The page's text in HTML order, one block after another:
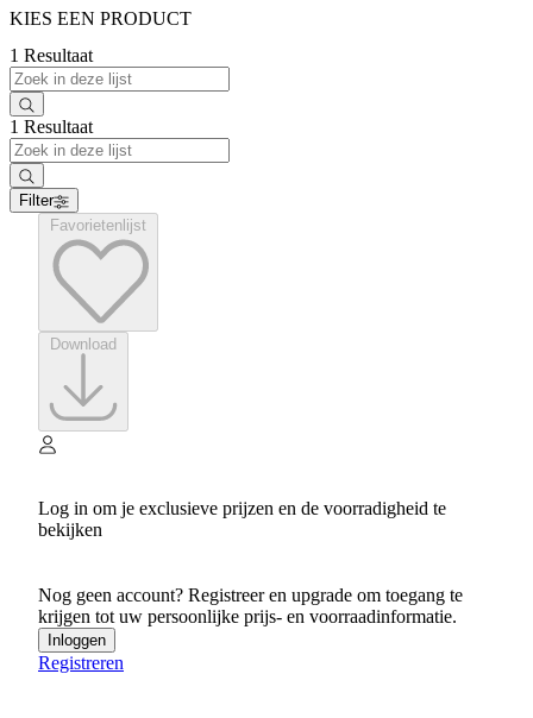
KIES EEN PRODUCT
1 Resultaat
1 Resultaat
Filter
Log in om je exclusieve prijzen en de voorradigheid te
bekijken
Nog geen account? Registreer en upgrade om toegang te
krijgen tot uw persoonlijke prijs- en voorraadinformatie.
Inloggen
Registreren